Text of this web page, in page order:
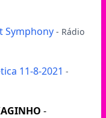
Symphony - Rádio
11-8-2021 -
-